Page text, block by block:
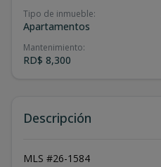
Tipo de inmueble:
Apartamentos
Mantenimiento:
RD$ 8,300
Descripción
MLS #26-1584